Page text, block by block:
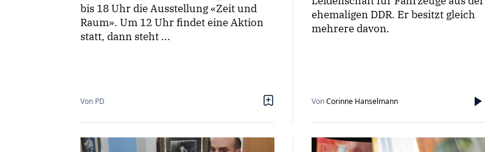
bis 18 Uhr die Ausstellung «Zeit und
Raum». Um 12 Uhr findet eine Aktion
statt, dann steht ...
Von PD
ehemaligen DDR. Er besitzt gleich
mehrere davon.
VonCorinne Hanselmann